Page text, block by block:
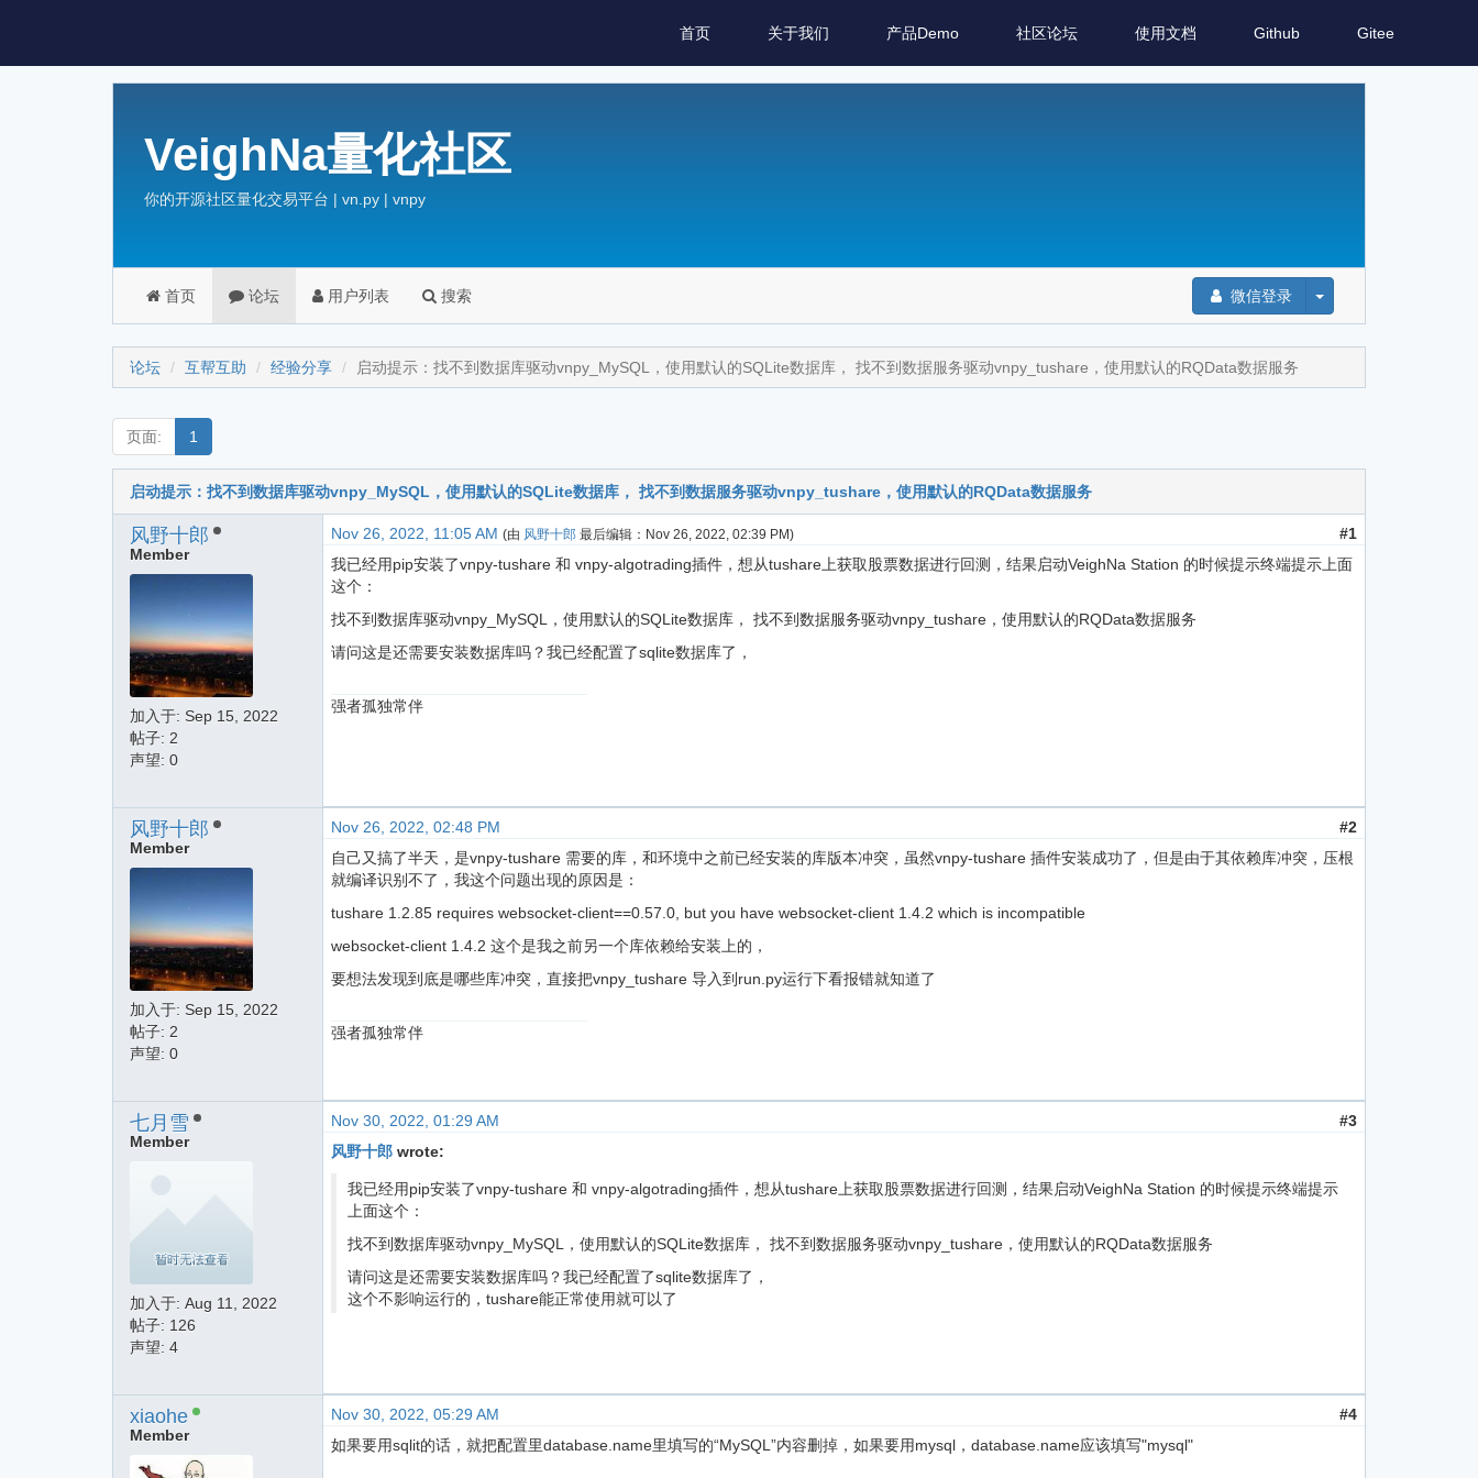
首页 关于我们 产品Demo 社区论坛 使用文档 Github Gitee
VeighNa量化社区
你的开源社区量化交易平台 | vn.py | vnpy
首页 论坛 用户列表 搜索 微信登录
论坛 互帮互助 经验分享 启动提示：找不到数据库驱动vnpy_MySQL，使用默认的SQLite数据库， 找不到数据服务驱动vnpy_tushare，使用默认的RQData数据服务
页面: 1
启动提示：找不到数据库驱动vnpy_MySQL，使用默认的SQLite数据库， 找不到数据服务驱动vnpy_tushare，使用默认的RQData数据服务
风野十郎
Member
加入于: Sep 15, 2022
帖子: 2
声望: 0
Nov 26, 2022, 11:05 AM (由 风野十郎最后编辑： Nov 26, 2022, 02:39 PM)
#1
我已经用pip安装了vnpy-tushare 和 vnpy-algotrading插件，想从tushare上获取股票数据进行回测，结果启动VeighNa Station 的时候提示终端提示上面
这个：
找不到数据库驱动vnpy_MySQL，使用默认的SQLite数据库， 找不到数据服务驱动vnpy_tushare，使用默认的RQData数据服务
请问这是还需要安装数据库吗？我已经配置了sqlite数据库了，
强者孤独常伴
风野十郎
Member
加入于: Sep 15, 2022
帖子: 2
声望: 0
Nov 26, 2022, 02:48 PM
#2
自己又搞了半天，是vnpy-tushare 需要的库，和环境中之前已经安装的库版本冲突，虽然vnpy-tushare 插件安装成功了，但是由于其依赖库冲突，压根
就编译识别不了，我这个问题出现的原因是：
tushare 1.2.85 requires websocket-client==0.57.0, but you have websocket-client 1.4.2 which is incompatible
websocket-client 1.4.2 这个是我之前另一个库依赖给安装上的，
要想法发现到底是哪些库冲突，直接把vnpy_tushare 导入到run.py运行下看报错就知道了
强者孤独常伴
七月雪
Member
加入于: Aug 11, 2022
帖子: 126
声望: 4
Nov 30, 2022, 01:29 AM
#3
风野十郎wrote:
我已经用pip安装了vnpy-tushare 和 vnpy-algotrading插件，想从tushare上获取股票数据进行回测，结果启动VeighNa Station 的时候提示终端提示
上面这个：
找不到数据库驱动vnpy_MySQL，使用默认的SQLite数据库， 找不到数据服务驱动vnpy_tushare，使用默认的RQData数据服务
请问这是还需要安装数据库吗？我已经配置了sqlite数据库了，
这个不影响运行的，tushare能正常使用就可以了
xiaohe
Member
Nov 30, 2022, 05:29 AM
#4
如果要用sqlit的话，就把配置里database.name里填写的“MySQL”内容删掉，如果要用mysql，database.name应该填写"mysql"